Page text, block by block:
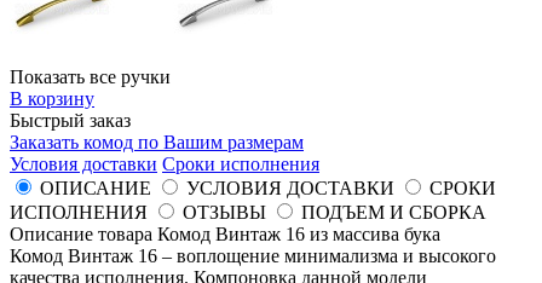
Показать все ручки
В корзину
Быстрый заказ
Заказать комод по Вашим размерам
Условия доставки Сроки исполнения
ОПИСАНИЕ
УСЛОВИЯ ДОСТАВКИ
СРОКИ
ИСПОЛНЕНИЯ
ОТЗЫВЫ
ПОДЪЕМ И СБОРКА
Описание товара Комод Винтаж 16 из массива бука
Комод Винтаж 16 – воплощение минимализма и высокого
качества исполнения. Компоновка данной модели